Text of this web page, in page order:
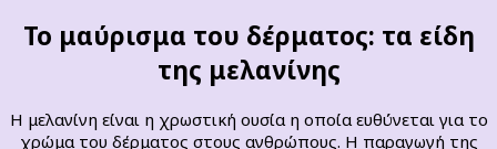
Το μαύρισμα του δέρματος: τα είδη
της μελανίνης
Η μελανίνη είναι η χρωστική ουσία η οποία ευθύνεται για το
χρώμα του δέρματος στους ανθρώπους. Η παραγωγή της